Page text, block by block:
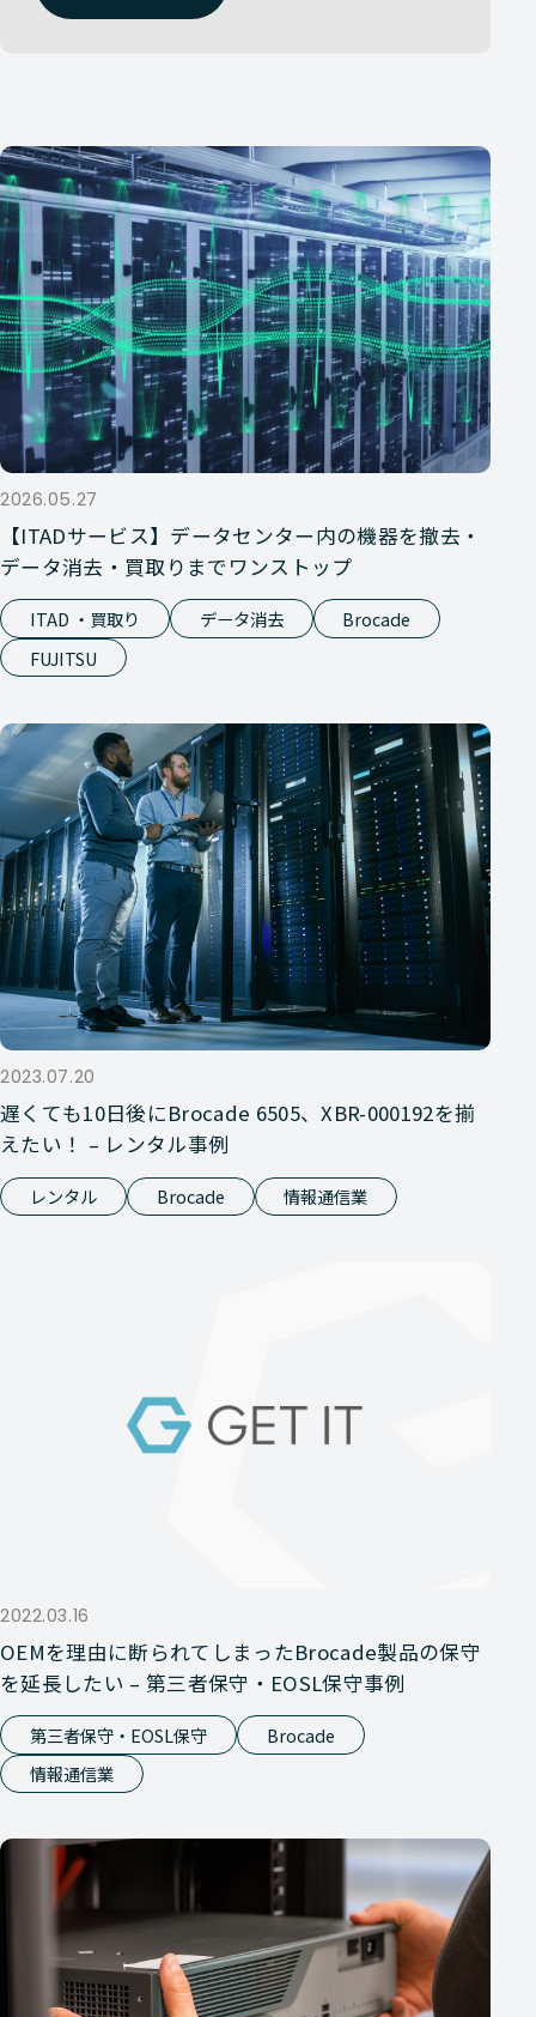
2026.05.27
【ITADサービス】データセンター内の機器を撤去・
データ消去・買取りまでワンストップ
ITAD ・買取り データ消去
Brocade
FUJITSU
2023.07.20
遅くても10日後にBrocade 6505、XBR-000192を揃
えたい！ – レンタル事例
レンタル Brocade 情報通信業
2022.03.16
OEMを理由に断られてしまったBrocade製品の保守
を延長したい – 第三者保守・EOSL保守事例
第三者保守・EOSL保守
Brocade
情報通信業